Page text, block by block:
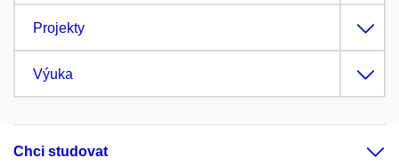
Projekty
Výuka
Chci studovat